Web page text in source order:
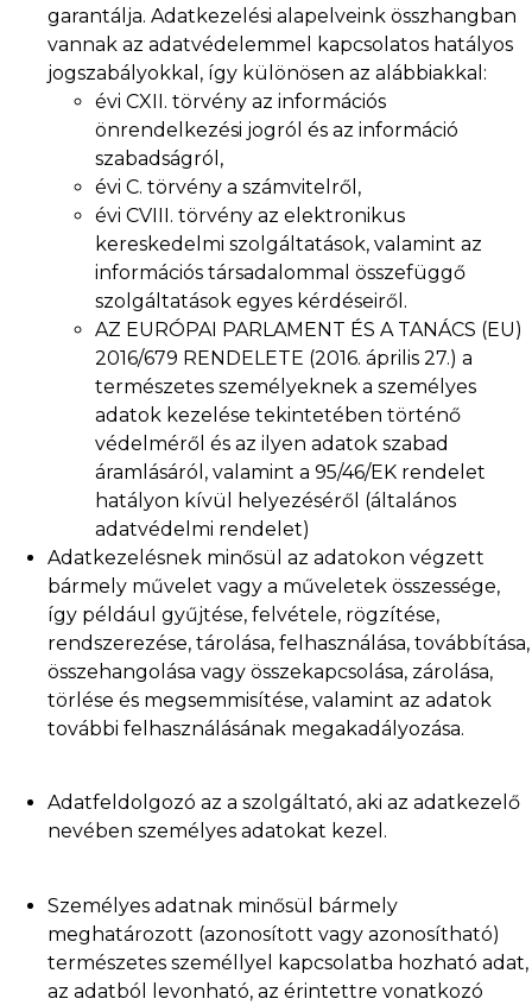
garantálja. Adatkezelési alapelveink összhangban
vannak az adatvédelemmel kapcsolatos hatályos
jogszabályokkal, így különösen az alábbiakkal:
évi CXII. törvény az információs
önrendelkezési jogról és az információ
szabadságról,
évi C. törvény a számvitelről,
évi CVIII. törvény az elektronikus
kereskedelmi szolgáltatások, valamint az
információs társadalommal összefüggő
szolgáltatások egyes kérdéseiről.
AZ EURÓPAI PARLAMENT ÉS A TANÁCS (EU)
2016/679 RENDELETE (2016. április 27.) a
természetes személyeknek a személyes
adatok kezelése tekintetében történő
védelméről és az ilyen adatok szabad
áramlásáról, valamint a 95/46/EK rendelet
hatályon kívül helyezéséről (általános
adatvédelmi rendelet)
Adatkezelésnek minősül az adatokon végzett
bármely művelet vagy a műveletek összessége,
így például gyűjtése, felvétele, rögzítése,
rendszerezése, tárolása, felhasználása, továbbítása,
összehangolása vagy összekapcsolása, zárolása,
törlése és megsemmisítése, valamint az adatok
további felhasználásának megakadályozása.
Adatfeldolgozó az a szolgáltató, aki az adatkezelő
nevében személyes adatokat kezel.
Személyes adatnak minősül bármely
meghatározott (azonosított vagy azonosítható)
természetes személlyel kapcsolatba hozható adat,
az adatból levonható, az érintettre vonatkozó